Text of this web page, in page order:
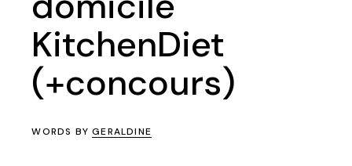
KitchenDiet
(+concours)
WORDS BYGERALDINE